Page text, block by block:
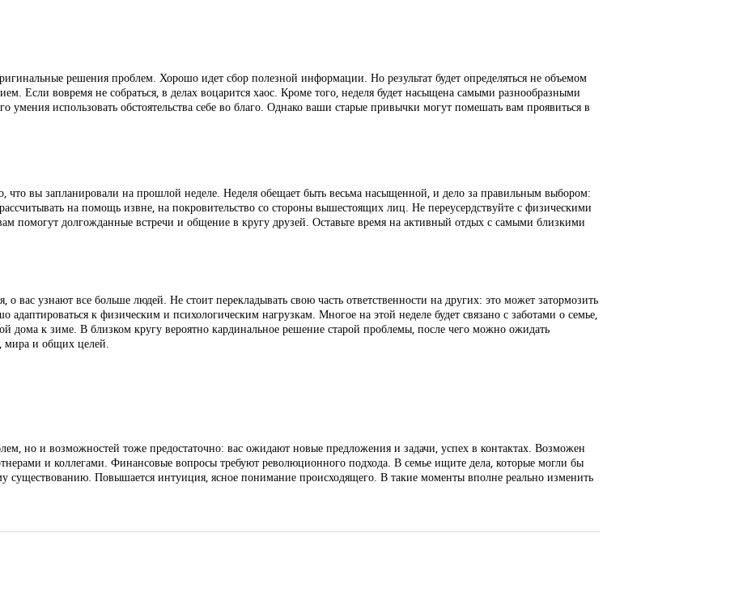
решения проблем. Хорошо идет сбор полезной информации. Но результат будет определяться не объемом
Если вовремя не собраться, в делах воцарится хаос. Кроме того, неделя будет насыщена самыми разнообразными
умения использовать обстоятельства себе во благо. Однако ваши старые привычки могут помешать вам проявиться в
что вы запланировали на прошлой неделе. Неделя обещает быть весьма насыщенной, и дело за правильным выбором:
на помощь извне, на покровительство со стороны вышестоящих лиц. Не переусердствуйте с физическими
помогут долгожданные встречи и общение в кругу друзей. Оставьте время на активный отдых с самыми близкими
вас узнают все больше людей. Не стоит перекладывать свою часть ответственности на других: это может затормозить
адаптироваться к физическим и психологическим нагрузкам. Многое на этой неделе будет связано с заботами о семье,
дома к зиме. В близком кругу вероятно кардинальное решение старой проблемы, после чего можно ожидать
мира и общих целей.
но и возможностей тоже предостаточно: вас ожидают новые предложения и задачи, успех в контактах. Возможен
и коллегами. Финансовые вопросы требуют революционного подхода. В семье ищите дела, которые могли бы
существованию. Повышается интуиция, ясное понимание происходящего. В такие моменты вполне реально изменить